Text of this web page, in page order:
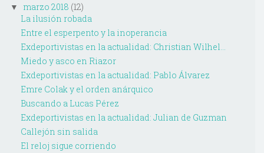
▼ marzo 2018 (12)
La ilusión robada
Entre el esperpento y la inoperancia
Exdeportivistas en la actualidad: Christian Wilhel...
Miedo y asco en Riazor
Exdeportivistas en la actualidad: Pablo Álvarez
Emre Colak y el orden anárquico
Buscando a Lucas Pérez
Exdeportivistas en la actualidad: Julian de Guzman
Callejón sin salida
El reloj sigue corriendo